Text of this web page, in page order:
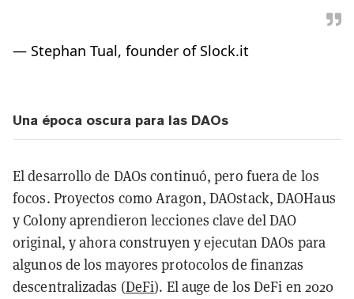
— Stephan Tual, founder of Slock.it
Una época oscura para las DAOs
El desarrollo de DAOs continuó, pero fuera de los
focos. Proyectos como Aragon, DAOstack, DAOHaus
y Colony aprendieron lecciones clave del DAO
original, y ahora construyen y ejecutan DAOs para
algunos de los mayores protocolos de finanzas
descentralizadas (DeFi). El auge de los DeFi en 2020